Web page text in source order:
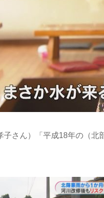
さん）「平成18年の（北